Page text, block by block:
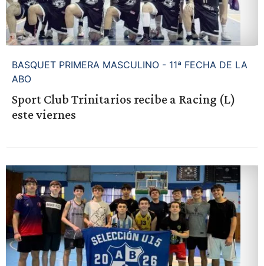
BASQUET PRIMERA MASCULINO - 11ª FECHA DE LA
ABO
Sport Club Trinitarios recibe a Racing (L)
este viernes